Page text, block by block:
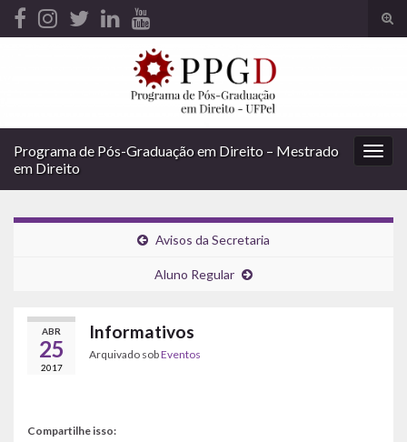
Search for:
Programa de Pós-Graduação em Direito – Mestrado
em Direito
Avisos da Secretaria
Aluno Regular
ABR
25
2017
Informativos
Arquivado sobEventos
Compartilhe isso: